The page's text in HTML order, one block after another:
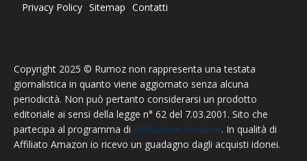
Privacy Policy Sitemap Contatti
Copyright 2025 © Rumoz non rappresenta una testata
giornalistica in quanto viene aggiornato senza alcuna
periodicità. Non può pertanto considerarsi un prodotto
editoriale ai sensi della legge n° 62 del 7.03.2001. Sito che
partecipa al programma di affiliazione Amazon. In qualità di
Affiliato Amazon io ricevo un guadagno dagli acquisti idonei.